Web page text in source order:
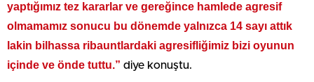
yaptığımız tez kararlar ve gereğince hamlede agresif
olmamamız sonucu bu dönemde yalnızca 14 sayı attık
lakin bilhassa ribauntlardaki agresifliğimiz bizi oyunun
içinde ve önde tuttu.” diye konuştu.